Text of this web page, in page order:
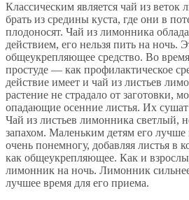
Классическим является чай из
брать из средины куста, где они в
плодоносят. Чай из лимонника
действием, его нельзя пить на ночь.
общеукрепляющее средство. Во
простуде — как профилактическое
действие имеет и чай из листьев
растение не страдало от заготовки,
опадающие осенние листья. Их
Чай из листьев лимонника
запахом. Маленьким детям его лучше
очень понемногу, добавляя листья в
как общеукрепляющее. Как и
лимонник на ночь. Лимонник
лучшее время для его приема.